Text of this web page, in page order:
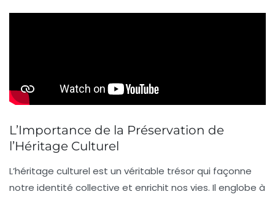
L’Importance de la Préservation de
l’Héritage Culturel
L’héritage culturel est un véritable trésorqui façonne
notre identité collective et enrichit nos vies. Il englobe à